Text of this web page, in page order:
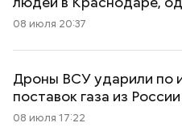
08 июля 20:37
Дроны ВСУ ударили по
поставок газа из
08 июля 17:22